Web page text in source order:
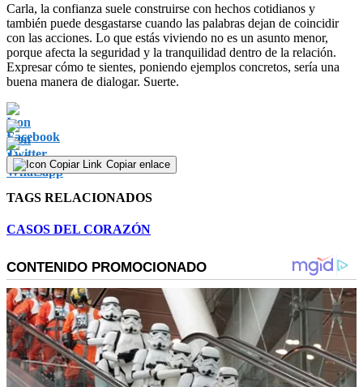
Carla, la confianza suele construirse con hechos cotidianos y
también puede desgastarse cuando las palabras dejan de coincidir
con las acciones. Lo que estás viviendo no es un asunto menor,
porque afecta la seguridad y la tranquilidad dentro de la relación.
Expresar cómo te sientes, poniendo ejemplos concretos, sería una
buena manera de dialogar. Suerte.
Copiar enlace
TAGS RELACIONADOS
CASOS DEL CORAZÓN